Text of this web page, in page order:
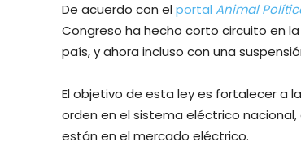
De acuerdo con elportal Animal
Congreso ha hecho corto circuito en
país, y ahora incluso con una
El objetivo de esta ley es fortalecer a
orden en el sistema eléctrico
están en el mercado eléctrico.